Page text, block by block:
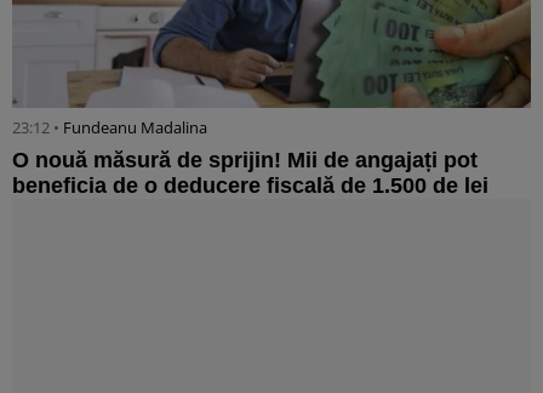
23:12 • Fundeanu Madalina
O nouă măsură de sprijin! Mii de angajați pot
beneficia de o deducere fiscală de 1.500 de lei